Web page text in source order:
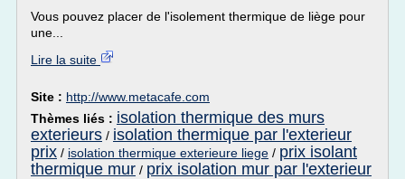
Vous pouvez placer de l'isolement thermique de liège pour
une...
Lire la suite
Site : http://www.metacafe.com
Thèmes liés : isolation thermique des murs
exterieurs / isolation thermique par l'exterieur
prix / isolation thermique exterieure liege / prix isolant
thermique mur / prix isolation mur par l'exterieur